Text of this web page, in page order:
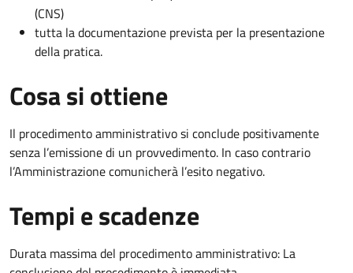
(CNS)
tutta la documentazione prevista per la presentazione
della pratica.
Cosa si ottiene
Il procedimento amministrativo si conclude positivamente
senza l’emissione di un provvedimento. In caso contrario
l’Amministrazione comunicherà l’esito negativo.
Tempi e scadenze
Durata massima del procedimento amministrativo: La